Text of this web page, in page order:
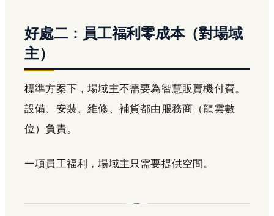
好處二：員工福利零成本（對場域
主）
標準方案下，場域主不需要為智慧販賣機付費。
設備、安裝、維修、補貨都由服務商（龍雲數
位）負責。
一項員工福利，場域主只需要提供空間。